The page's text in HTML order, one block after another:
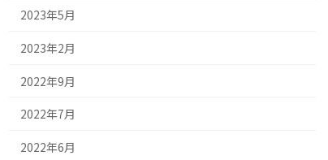
2023年5月
2023年2月
2022年9月
2022年7月
2022年6月